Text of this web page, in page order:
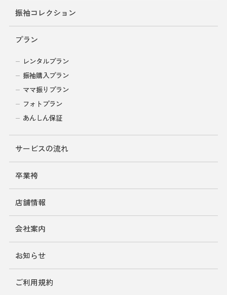
振袖コレクション
プラン
レンタルプラン
振袖購入プラン
ママ振りプラン
フォトプラン
あんしん保証
サービスの流れ
卒業袴
店舗情報
会社案内
お知らせ
ご利用規約